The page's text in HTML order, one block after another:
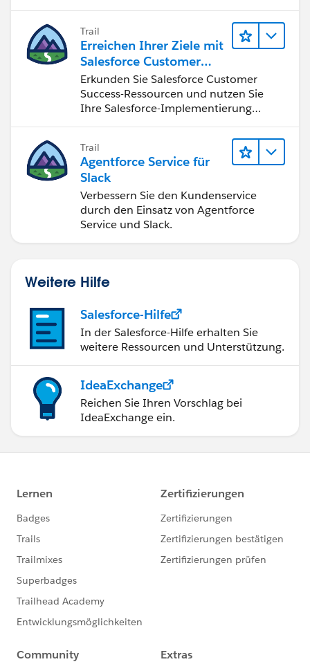
Trail
Erreichen Ihrer Ziele mit
Salesforce Customer
Success
Erkunden Sie Salesforce Customer
Success-Ressourcen und nutzen Sie
Ihre Salesforce-Implementierung
Trail
Agentforce Service für
Slack
Verbessern Sie den Kundenservice
durch den Einsatz von Agentforce
Service und Slack.
Weitere Hilfe
Salesforce-Hilfe
In der Salesforce-Hilfe erhalten Sie
weitere Ressourcen und Unterstützung.
IdeaExchange
Reichen Sie Ihren Vorschlag bei
IdeaExchange ein.